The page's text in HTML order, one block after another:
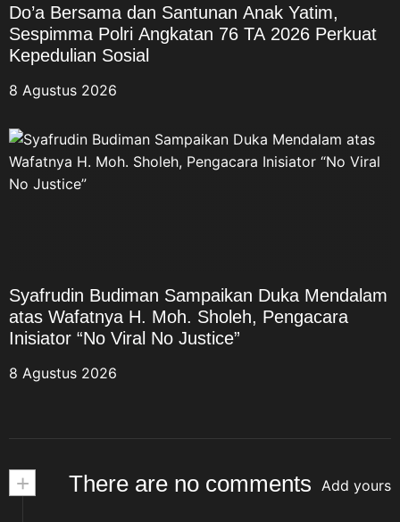
Do’a Bersama dan Santunan Anak Yatim,
Sespimma Polri Angkatan 76 TA 2026 Perkuat
Kepedulian Sosial
8 Agustus 2026
Syafrudin Budiman Sampaikan Duka Mendalam
atas Wafatnya H. Moh. Sholeh, Pengacara
Inisiator “No Viral No Justice”
8 Agustus 2026
+ There are no comments Add yours